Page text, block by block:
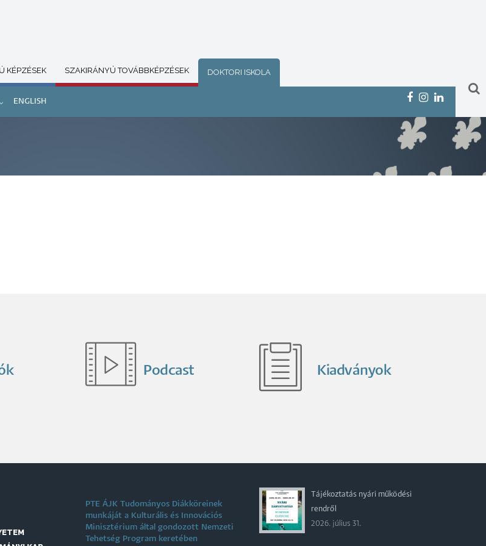
KÉPZÉSEK SZAKIRÁNYÚ TOVÁBBKÉPZÉSEK DOKTORI ISKOLA
ENGLISH
Podcast Kiadványok
PTE ÁJK Tudományos Diákköreinek
munkáját a Kulturális és Innovációs
Minisztérium által gondozott Nemzeti
Tehetség Program keretében
Tájékoztatás nyári működési
rendről
2026. július 31.